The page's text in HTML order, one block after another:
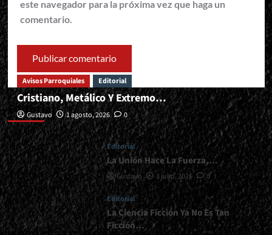
este navegador para la próxima vez que haga un
comentario.
Editorial
Avisos Parroquiales Editorial
Cristiano, Metálico Y Extremo…
Gustavo 1 agosto, 2026 0
Editorial
La Unión Hace La Fuerza….
Gustavo 1 julio, 2026 0
Editorial
La Ciencia Ficción Ya No Es Tan
Ficción…